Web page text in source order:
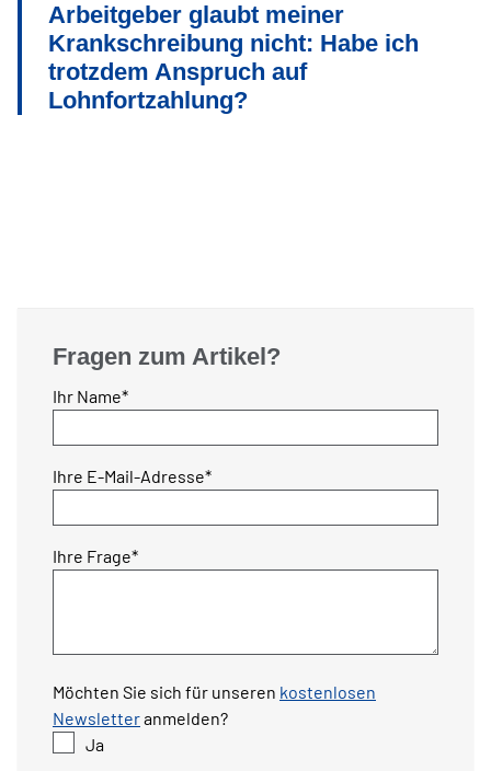
Arbeitgeber glaubt meiner
Krankschreibung nicht: Habe ich
trotzdem Anspruch auf
Lohnfortzahlung?
Fragen zum Artikel?
Pflichtfeld
Ihr Name*
Pflichtfeld
Ihre E-Mail-Adresse*
Pflichtfeld
Ihre Frage*
Möchten Sie sich für unseren kostenlosen
Newsletteranmelden?
Ja